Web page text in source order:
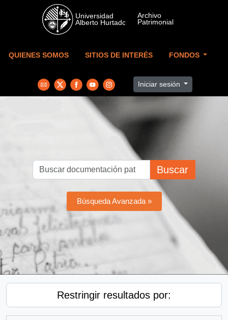
Skip to main content
QUIENES SOMOS SITIOS DE INTERÉS FONDOS
Iniciar sesión
Buscar
Búsqueda Avanzada »
Restringir resultados por: